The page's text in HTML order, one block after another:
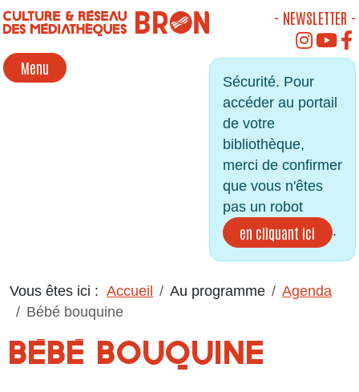
Menu
- NEWSLETTER -
Sécurité. Pour
accéder au portail
de votre
bibliothèque,
merci de confirmer
que vous n'êtes
pas un robot
en cliquant ici .
Vous êtes ici : Accueil Au programme
Agenda
Bébé bouquine
BÉBÉ BOUQUINE
Panneau de gestion des cookies